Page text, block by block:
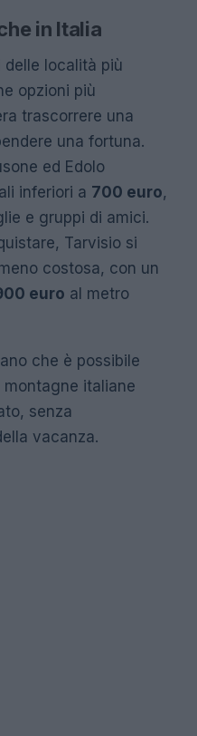
in Italia
località più
opzioni più
trascorrere una
una fortuna.
ed Edolo
inferiori a 700 euro,
e gruppi di amici.
Tarvisio si
costosa, con un
euro al metro
che è possibile
italiane
senza
vacanza.